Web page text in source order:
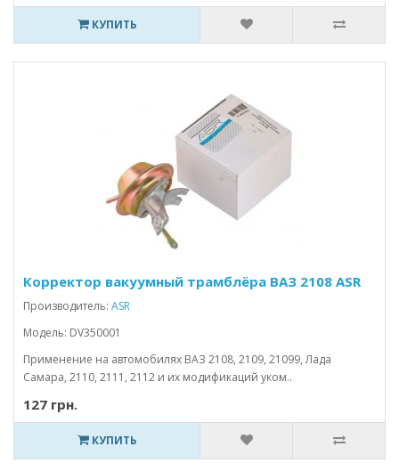
КУПИТЬ
Корректор вакуумный трамблёра ВАЗ 2108 ASR
Производитель: ASR
Модель: DV350001
Применение на автомобилях ВАЗ 2108, 2109, 21099, Лада
Самара, 2110, 2111, 2112 и их модификаций уком..
127 грн.
КУПИТЬ